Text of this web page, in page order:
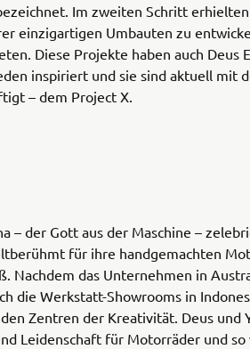
Im zweiten Schritt
einzigartigen Umbauten zu
Diese Projekte haben auch Deus
inspiriert und sie sind aktuell mit
– dem Project X.
– der Gott aus der Maschine –
für ihre handgemachten
Nachdem das Unternehmen in
die Werkstatt-Showrooms in
Zentren der Kreativität. Deus und
Leidenschaft für Motorräder und